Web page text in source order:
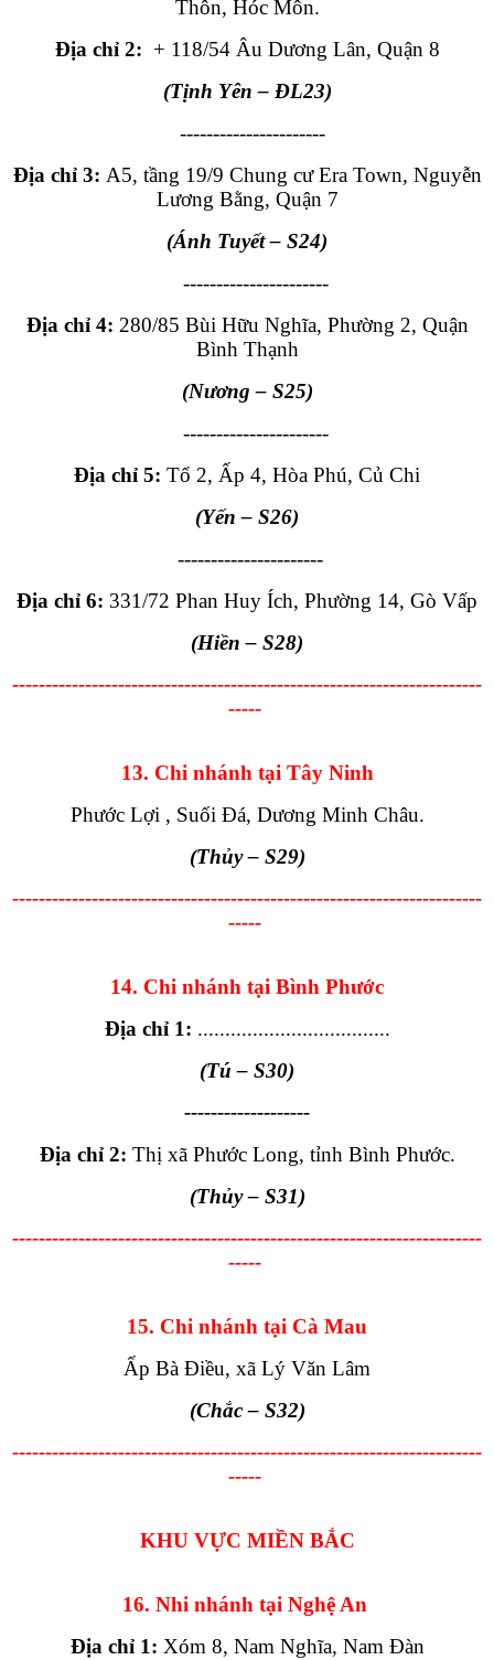
Thôn, Hóc Môn.
Địa chỉ 2: + 118/54 Âu Dương Lân, Quận 8
(Tịnh Yên – ĐL23)
----------------------
Địa chỉ 3: A5, tầng 19/9 Chung cư Era Town, Nguyễn
Lương Bằng, Quận 7
(Ánh Tuyết– S24)
----------------------
Địa chỉ 4: 280/85 Bùi Hữu Nghĩa, Phường 2, Quận
Bình Thạnh
(Nương – S25)
----------------------
Địa chỉ 5: Tổ 2, Ấp 4, Hòa Phú, Củ Chi
(Yến – S26)
----------------------
Địa chỉ 6: 331/72 Phan Huy Ích, Phường 14, Gò Vấp
(Hiền – S28)
-----------------------------------------------------------------------
-----
13. Chi nhánh tại Tây Ninh
Phước Lợi , Suối Đá, Dương Minh Châu.
(Thủy– S29)
-----------------------------------------------------------------------
-----
14. Chi nhánh tại Bình Phước
Địa chỉ 1: ...................................
(Tú – S30)
-------------------
Địa chỉ 2: Thị xã Phước Long, tỉnh Bình Phước.
(Thủy – S31)
-----------------------------------------------------------------------
-----
15. Chi nhánh tại Cà Mau
Ấp Bà Điều, xã Lý Văn Lâm
(Chắc– S32)
-----------------------------------------------------------------------
-----
KHU VỰC MIỀN BẮC
16. Nhi nhánh tại Nghệ An
Địa chỉ 1: Xóm 8, Nam Nghĩa, Nam Đàn